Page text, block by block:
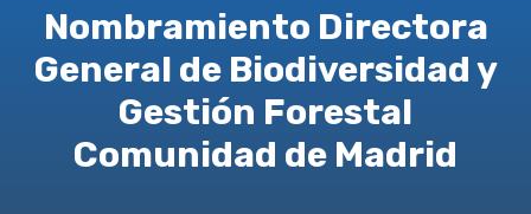
Nombramiento Directora
General de Biodiversidad y
Gestión Forestal
Comunidad de Madrid